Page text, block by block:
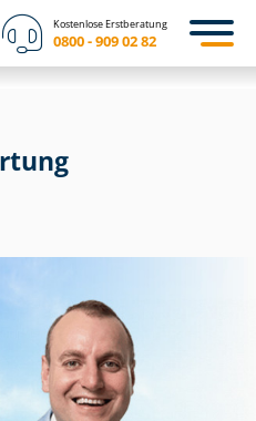
Kostenlose Erstberatung
0800 - 909 02 82